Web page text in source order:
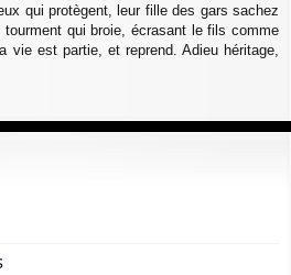
qui protègent, leur fille des gars sachez
qui broie, écrasant le fils comme
vie est partie, et reprend. Adieu héritage,